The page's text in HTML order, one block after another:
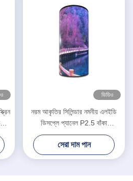
ভিডিও
নরম আকৃতির সিলিন্ডার নমনীয় এলইডি
ডিসপ্লে প্যানেল P2.5 বাঁকা
অভ্যন্তরীণ
সেরা দাম পান